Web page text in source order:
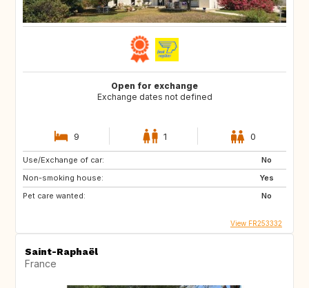
Open for exchange
Exchange dates not defined
9 1 0
Use/Exchange of car:
No
Non-smoking house:
Yes
Pet care wanted:
No
View FR253332
Saint-Raphaël
France